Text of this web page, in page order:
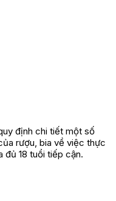
định chi tiết một số
rượu, bia về việc thực
đủ 18 tuổi tiếp cận.